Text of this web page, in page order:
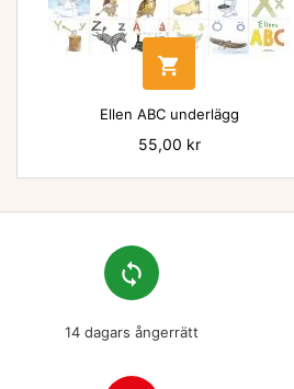

Ellen ABC underlägg
Pris
55,00 kr
loop
14 dagars ångerrätt